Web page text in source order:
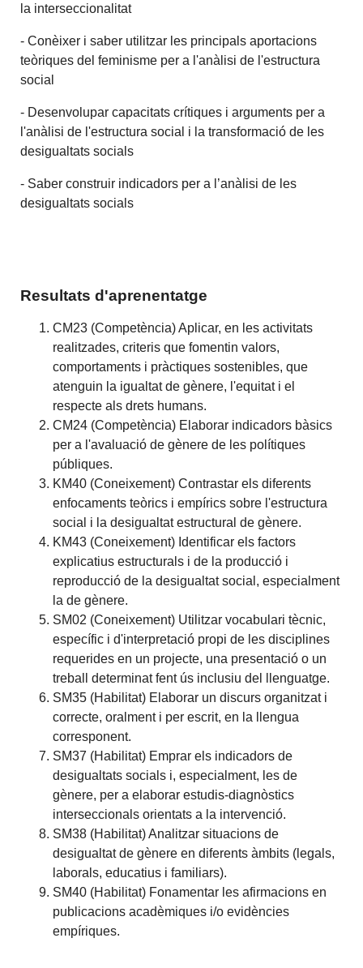
la interseccionalitat
- Conèixer i saber utilitzar les principals aportacions
teòriques del feminisme per a l'anàlisi de l'estructura
social
- Desenvolupar capacitats crítiques i arguments per a
l'anàlisi de l'estructura social i la transformació de les
desigualtats socials
- Saber construir indicadors per a l’anàlisi de les
desigualtats socials
Resultats d'aprenentatge
CM23 (Competència) Aplicar, en les activitats
realitzades, criteris que fomentin valors,
comportaments i pràctiques sostenibles, que
atenguin la igualtat de gènere, l'equitat i el
respecte als drets humans.
CM24 (Competència) Elaborar indicadors bàsics
per a l'avaluació de gènere de les polítiques
públiques.
KM40 (Coneixement) Contrastar els diferents
enfocaments teòrics i empírics sobre l'estructura
social i la desigualtat estructural de gènere.
KM43 (Coneixement) Identificar els factors
explicatius estructurals i de la producció i
reproducció de la desigualtat social, especialment
la de gènere.
SM02 (Coneixement) Utilitzar vocabulari tècnic,
específic i d'interpretació propi de les disciplines
requerides en un projecte, una presentació o un
treball determinat fent ús inclusiu del llenguatge.
SM35 (Habilitat) Elaborar un discurs organitzat i
correcte, oralment i per escrit, en la llengua
corresponent.
SM37 (Habilitat) Emprar els indicadors de
desigualtats socials i, especialment, les de
gènere, per a elaborar estudis-diagnòstics
interseccionals orientats a la intervenció.
SM38 (Habilitat) Analitzar situacions de
desigualtat de gènere en diferents àmbits (legals,
laborals, educatius i familiars).
SM40 (Habilitat) Fonamentar les afirmacions en
publicacions acadèmiques i/o evidències
empíriques.